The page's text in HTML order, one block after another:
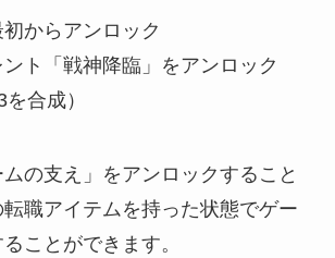
初からアンロック
ト「戦神降臨」をアンロック
合成）
の支え」をアンロックすること
職アイテムを持った状態でゲー
ことができます。